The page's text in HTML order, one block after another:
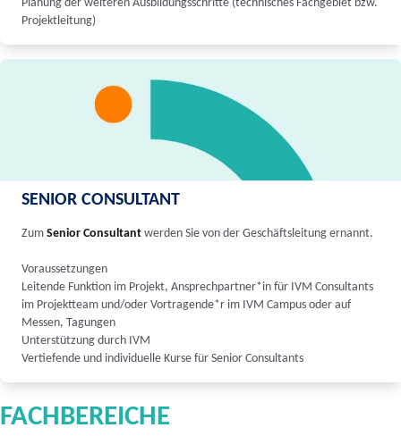
Planung der weiteren Ausbildungsschritte (technisches Fachgebiet bzw.
Projektleitung)
SENIOR CONSULTANT
Zum Senior Consultant werden Sie von der Geschäftsleitung ernannt.
Voraussetzungen
Leitende Funktion im Projekt, Ansprechpartner*in für IVM Consultants
im Projektteam und/oder Vortragende*r im IVM Campus oder auf
Messen, Tagungen
Unterstützung durch IVM
Vertiefende und individuelle Kurse für Senior Consultants
FACHBEREICHE